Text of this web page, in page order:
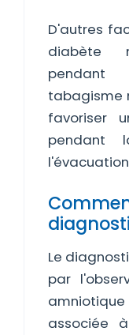
D'autres
diabète
tabagisme
favoriser
pendant
Le
par
associée